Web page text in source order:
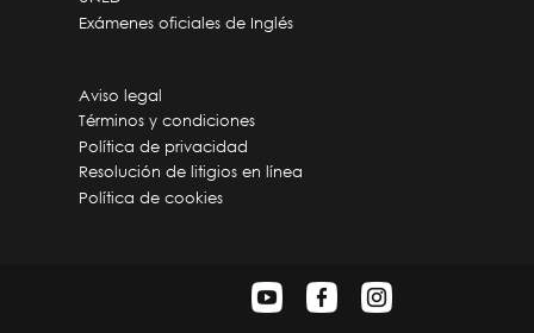
Exámenes oficiales de Inglés
Aviso legal
Términos y condiciones
Política de privacidad
Resolución de litigios en línea
Política de cookies